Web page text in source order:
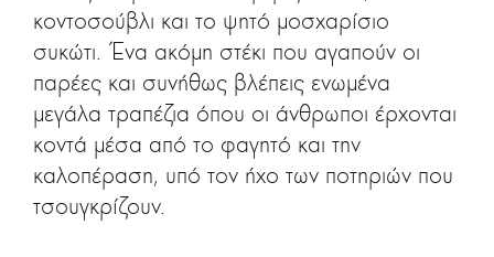
κοντοσούβλι και το ψητό μοσχαρίσιο
συκώτι. Ένα ακόμη στέκι που αγαπούν οι
παρέες και συνήθως βλέπεις ενωμένα
μεγάλα τραπέζια όπου οι άνθρωποι έρχονται
κοντά μέσα από το φαγητό και την
καλοπέραση, υπό τον ήχο των ποτηριών που
τσουγκρίζουν.